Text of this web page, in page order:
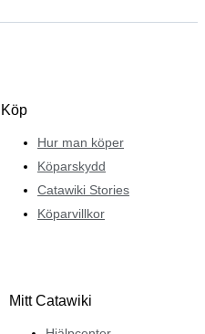
Köp
Hur man köper
Köparskydd
Catawiki Stories
Köparvillkor
Mitt Catawiki